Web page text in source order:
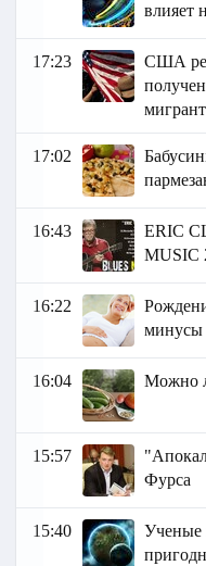
влияет
17:23
США
17:02
16:43
ERIC
MUSIC
16:22
минусы
16:04 Можно
15:57
Фурса
15:40
Ученые